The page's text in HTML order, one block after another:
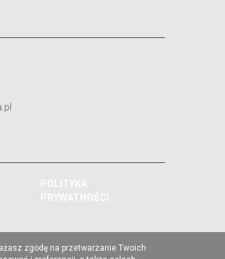
POLITYKA
PRYWATNOŚCI
zgodę na przetwarzanie Twoich